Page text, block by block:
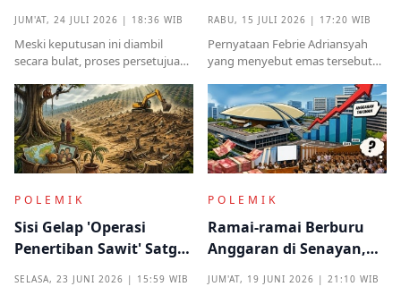
Induk Tua Italia?
JUM'AT, 24 JULI 2026 | 18:36 WIB
Meski keputusan ini diambil
secara bulat, proses persetujuan
kritik tajam terkait prosedur yang
mendadak serta kekhawatiran
akan beban anggaran
RABU, 15 JULI 2026 | 17:20 WIB
Pernyataan Febrie Adriansyah
yang menyebut emas tersebut
menjadi titik penting dalam
proses pembuktian
POLEMIK
Sisi Gelap 'Operasi
Penertiban Sawit' Satgas
SELASA, 23 JUNI 2026 | 15:59 WIB
POLEMIK
Ramai-ramai Berburu
Anggaran di Senayan,
JUM'AT, 19 JUNI 2026 | 21:10 WIB